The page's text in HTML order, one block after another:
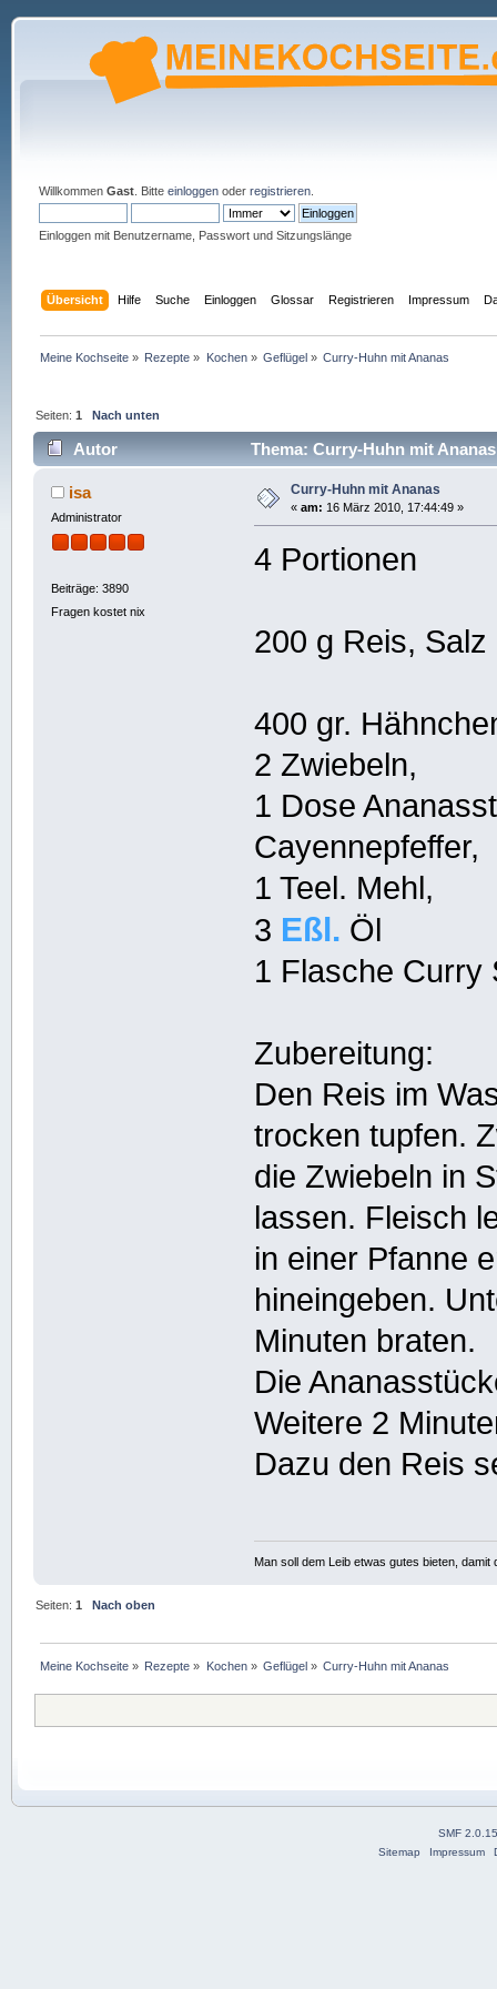
Willkommen Gast. Bitte einloggenoder registrieren.
Einloggen mit Benutzername, Passwort und Sitzungslänge
Übersicht Hilfe Suche Einloggen Glossar Registrieren Impressum
Meine Kochseite » Rezepte » Kochen» Geflügel » Curry-Huhn mit Ananas
Seiten:1 Nach unten
Autor Thema: Curry-Huhn mit
isa
Administrator
Beiträge: 3890
Fragen kostet nix
Curry-Huhn mit Ananas
« am: 16 März 2010, 17:44:49 »
4 Portionen
200 g Reis, Salz
400 gr.
2 Zwiebeln,
1 Dose
Cayennepfeffer,
1 Teel. Mehl,
3 Eßl. Öl
1 Flasche Curry
Zubereitung:
Den Reis im
trocken tupfen.
die Zwiebeln in
lassen. Fleisch
in einer Pfanne
hineingeben.
Minuten braten.
Die
Weitere 2
Dazu den Reis
Man soll dem Leib etwas gutes bieten,
Seiten:1 Nach oben
Meine Kochseite » Rezepte » Kochen» Geflügel » Curry-Huhn mit Ananas
SMF
Sitemap
Impressum